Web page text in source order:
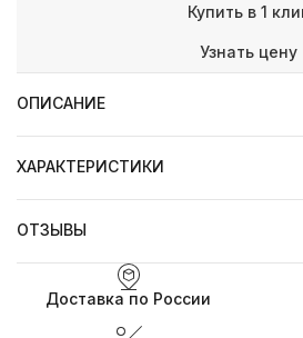
Купить в 1
Узнать цену
ОПИСАНИЕ
ХАРАКТЕРИСТИКИ
ОТЗЫВЫ
Доставка по России